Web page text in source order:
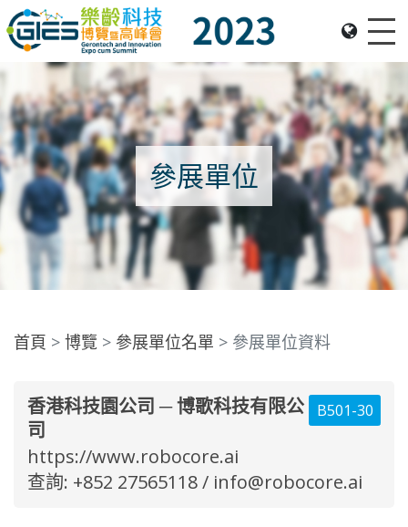
Date: Expo: 23-26 Nov 2023, Venue: Hall 1A-C, HKCEC
參展單位
首頁 博覽 參展單位名單 參展單位資料
B501-30
香港科技園公司 ─ 博歌科技有限公
司
https://www.robocore.ai
查詢: +852 27565118 / info@robocore.ai